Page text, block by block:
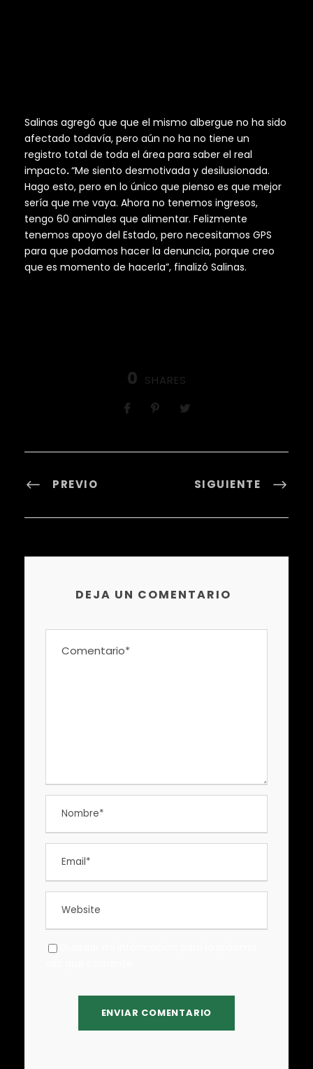
Salinas agregó que que el mismo albergue no ha sido
afectado todavía, pero aún no ha no tiene un
registro total de toda el área para saber el real
impacto.“Me siento desmotivada y desilusionada.
Hago esto, pero en lo único que pienso es que mejor
sería que me vaya. Ahora no tenemos ingresos,
tengo 60 animales que alimentar. Felizmente
tenemos apoyo del Estado, pero necesitamos GPS
para que podamos hacer la denuncia, porque creo
que es momento de hacerla”, finalizó Salinas.
0 SHARES
PREVIO SIGUIENTE
DEJA UN COMENTARIO